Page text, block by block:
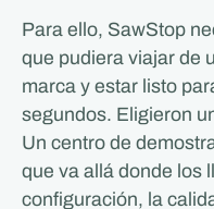
Para ello, SawStop
que pudiera viajar de
marca y estar listo
segundos. Eligieron
Un centro de
que va allá donde los
configuración, la